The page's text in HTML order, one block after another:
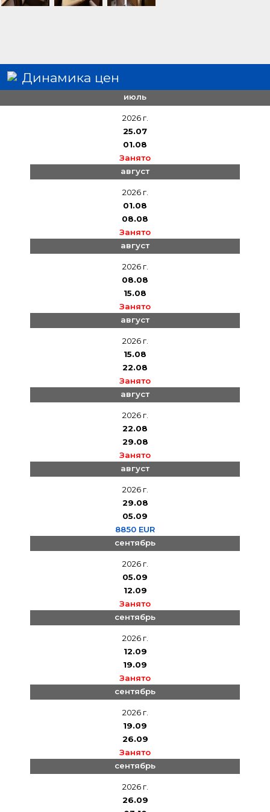
Динамика цен
июль
2026 г.
25.07
01.08
Занято
август
2026 г.
01.08
08.08
Занято
август
2026 г.
08.08
15.08
Занято
август
2026 г.
15.08
22.08
Занято
август
2026 г.
22.08
29.08
Занято
август
2026 г.
29.08
05.09
8850 EUR
сентябрь
2026 г.
05.09
12.09
Занято
сентябрь
2026 г.
12.09
19.09
Занято
сентябрь
2026 г.
19.09
26.09
Занято
сентябрь
2026 г.
26.09